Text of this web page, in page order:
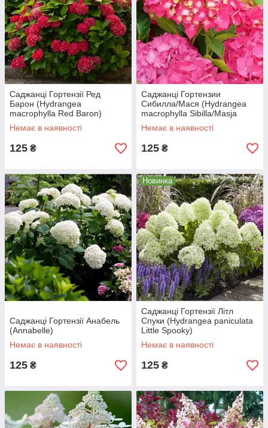
Саджанці Гортензії Ред
Барон (Hydrangea
macrophylla Red Baron)
Немає в наявності
125 ₴
Саджанці Гортензии
Сибилла/Мася (Hydrangea
macrophylla Sibilla/Masja
Немає в наявності
125 ₴
Саджанці Гортензії Анабель
(Annabelle)
Немає в наявності
125 ₴
Новинка
Саджанці Гортензії Літл
Спуки (Hydrangea paniculata
Little Spooky)
Немає в наявності
125 ₴